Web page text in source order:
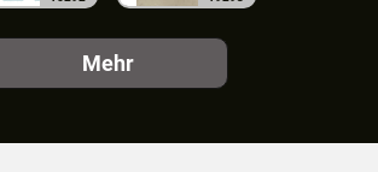
Mehr